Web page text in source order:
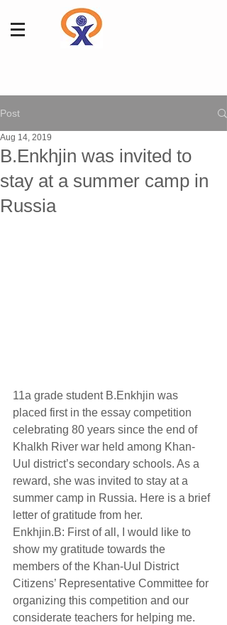
Post
B.Enkhjin was invited to
stay at a summer camp in
Russia
Aug 14, 2019
11a grade student B.Enkhjin was
placed first in the essay competition
celebrating 80 years since the end of
Khalkh River war held among Khan-
Uul district’s secondary schools. As a
reward, she was invited to stay at a
summer camp in Russia. Here is a brief
letter of gratitude from her.
Enkhjin.B: First of all, I would like to
show my gratitude towards the
members of the Khan-Uul District
Citizens’ Representative Committee for
organizing this competition and our
considerate teachers for helping me.